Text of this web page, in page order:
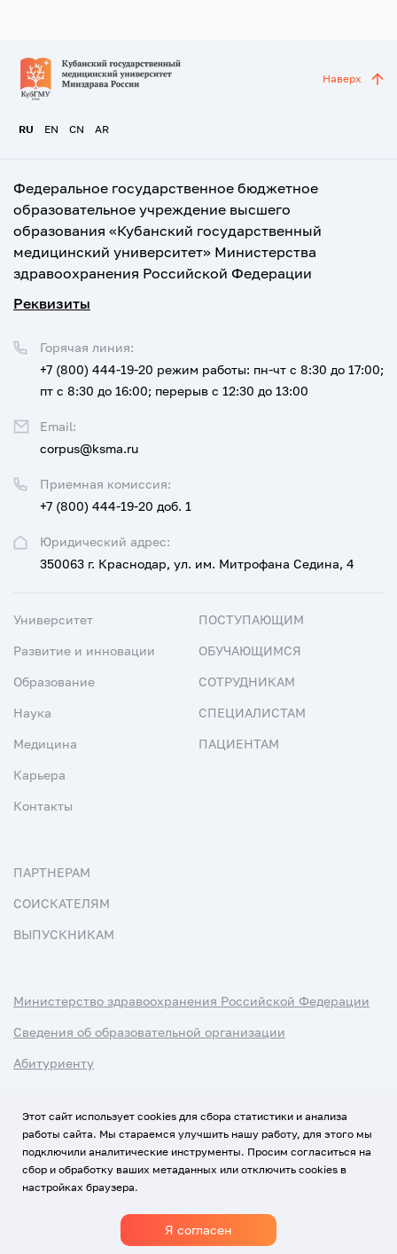
RU EN CN AR
Наверх
Федеральное государственное бюджетное
образовательное учреждение высшего
образования «Кубанский государственный
медицинский университет» Министерства
здравоохранения Российской Федерации
Реквизиты
Юридический адрес:
350063 г. Краснодар, ул. им. Митрофана Седина, 4
Приемная комиссия:
+7 (800) 444-19-20 доб. 1
Горячая линия:
+7 (800) 444-19-20 режим работы: пн-чт с 8:30 до 17:00;
пт с 8:30 до 16:00; перерыв с 12:30 до 13:00
Email:
corpus@ksma.ru
Университет
Развитие и инновации
Образование
Наука
Медицина
Карьера
Контакты
ПОСТУПАЮЩИМ
ОБУЧАЮЩИМСЯ
СОТРУДНИКАМ
СПЕЦИАЛИСТАМ
ПАЦИЕНТАМ
ПАРТНЕРАМ
СОИСКАТЕЛЯМ
ВЫПУСКНИКАМ
Министерство здравоохранения Российской Федерации
Сведения об образовательной организации
Абитуриенту
Использование Cookies
Политика обработки персональных данных
© Все права защищены
Этот сайт использует cookies для сбора статистики и анализа
работы сайта. Мы стараемся улучшить нашу работу, для этого мы
подключили аналитические инструменты. Просим согласиться на
сбор и обработку ваших метаданных или отключить cookies в
настройках браузера.
Я согласен